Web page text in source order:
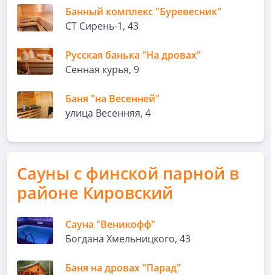
Банный комплекс "Буревесник"
​СТ Сирень-1, 43
Русская банька "На дровах"
Сенная курья, 9
Баня "на Весенней"
улица Весенняя, 4
Сауны с финской парной в
районе Кировский
Сауна "Веникофф"
Богдана Хмельницкого, 43
Баня на дровах "Парад"